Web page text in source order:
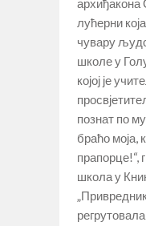
архиђакона
лућерни
чувару
школе у
којој је
познат по
браћо моја,
прапорце!“,
школа у